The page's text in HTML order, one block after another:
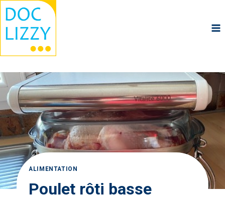
Aller
au
contenu
ALIMENTATION
Poulet rôti basse